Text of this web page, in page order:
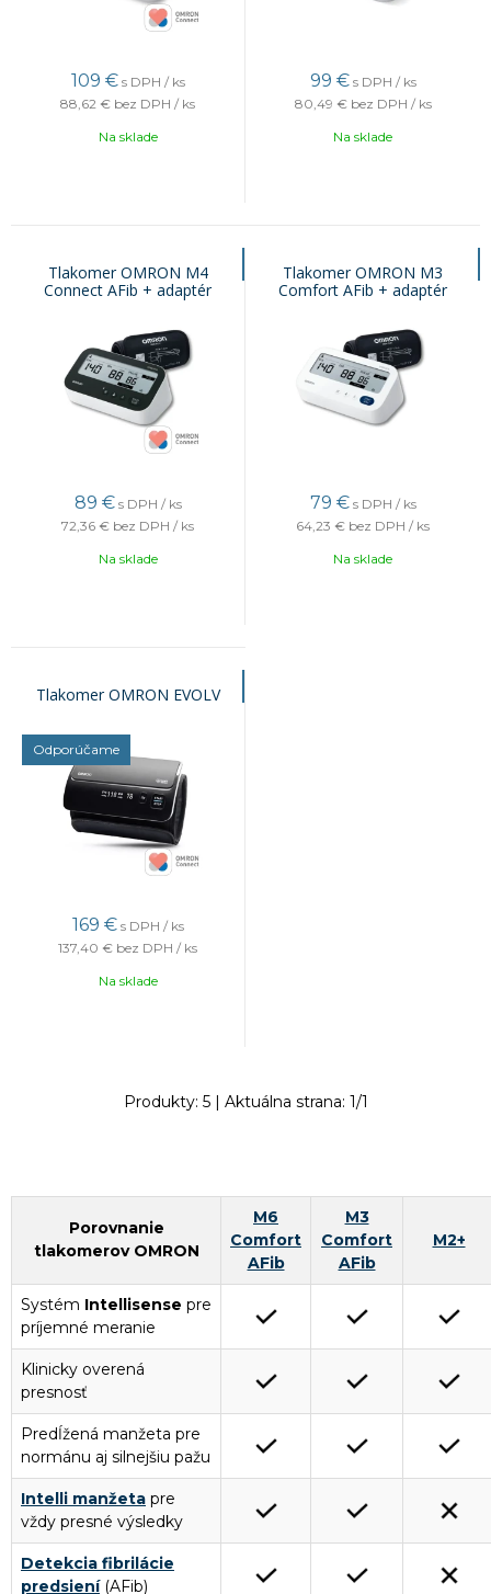
109 € s DPH / ks
88,62 € bez DPH / ks
Na sklade
99 € s DPH / ks
80,49 € bez DPH / ks
Na sklade
Tlakomer OMRON M4
Connect AFib + adaptér
89 € s DPH / ks
72,36 € bez DPH / ks
Na sklade
Tlakomer OMRON M3
Comfort AFib + adaptér
79 € s DPH / ks
64,23 € bez DPH / ks
Na sklade
Tlakomer OMRON EVOLV
Odporúčame
169 € s DPH / ks
137,40 € bez DPH / ks
Na sklade
Produkty: 5| Aktuálna strana: 1/1
Porovnanie
tlakomerov OMRON
M6
Comfort
AFib
M3
Comfort
AFib
M2+
Systém Intellisense pre
príjemné meranie
Klinicky overená
presnosť
Predĺžená manžeta pre
normánu aj silnejšiu pažu
Intelli manžeta pre
vždy presné výsledky
Detekcia fibrilácie
predsiení(AFib)